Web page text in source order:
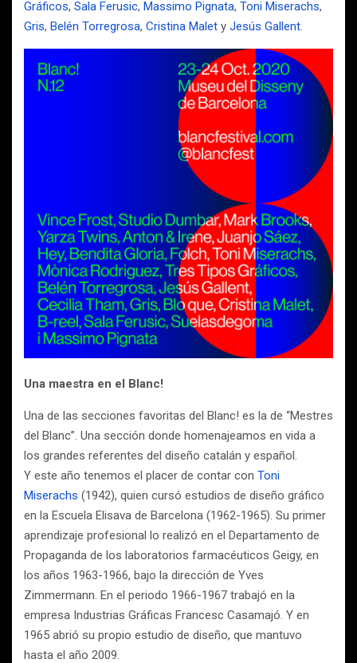
Gráficos, Sala Ferusic, Massimo Pignata, Toni Miserachs,
Gris, Belén Torregrosa, Cristina Malet y Jesús Gallent.
Una maestra en el Blanc!
Una de las secciones favoritas del Blanc! es la de “Mestres
del Blanc”. Una sección donde homenajeamos en vida a
los grandes referentes del diseño catalán y español.
Y este año tenemos el placer de contar con Toni
Miserachs (1942), quien cursó estudios de diseño gráfico
en la Escuela Elisava de Barcelona (1962-1965). Su primer
aprendizaje profesional lo realizó en el Departamento de
Propaganda de los laboratorios farmacéuticos Geigy, en
los años 1963-1966, bajo la dirección de Yves
Zimmermann. En el periodo 1966-1967 trabajó en la
empresa Industrias Gráficas Francesc Casamajó. Y en
1965 abrió su propio estudio de diseño, que mantuvo
hasta el año 2009.